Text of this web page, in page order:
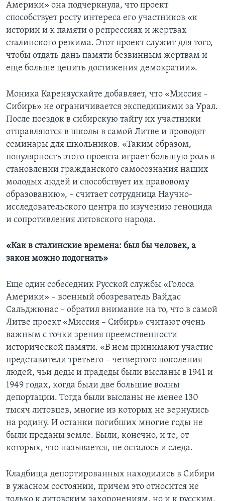
Америки» она подчеркнула, что проект
способствует росту интереса его участников «к
истории и к памяти о репрессиях и жертвах
сталинского режима. Этот проект служит для того,
чтобы отдать дань памяти безвинным жертвам и
еще больше ценить достижения демократии».
Моника Кареняускайте добавляет, что «Миссия –
Сибирь» не ограничивается экспедициями за Урал.
После поездок в сибирскую тайгу их участники
отправляются в школы в самой Литве и проводят
семинары для школьников. «Таким образом,
популярность этого проекта играет большую роль в
становлении гражданского самосознания наших
молодых людей и способствует их правовому
образованию», – считает сотрудница Научно-
исследовательского центра по изучению геноцида
и сопротивления литовского народа.
«Как в сталинские времена: был бы человек, а
закон можно подогнать»
Еще один собеседник Русской службы «Голоса
Америки» – военный обозреватель Вайдас
Сальджюнас – обратил внимание на то, что в самой
Литве проект «Миссия – Сибирь» считают очень
важным с точки зрения преемственности
исторической памяти. «В нем принимают участие
представители третьего – четвертого поколения
людей, чьи деды и прадеды были высланы в 1941 и
1949 годах, когда были две большие волны
депортации. Тогда были высланы не менее 130
тысяч литовцев, многие из которых не вернулись
на родину. И останки погибших многие годы не
были преданы земле. Были, конечно, и те, от
которых, что называется, не осталось и следа.
Кладбища депортированных находились в Сибири
в ужасном состоянии, причем это относится не